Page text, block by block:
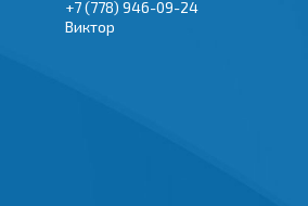
+7 (778) 946-09-24
Виктор